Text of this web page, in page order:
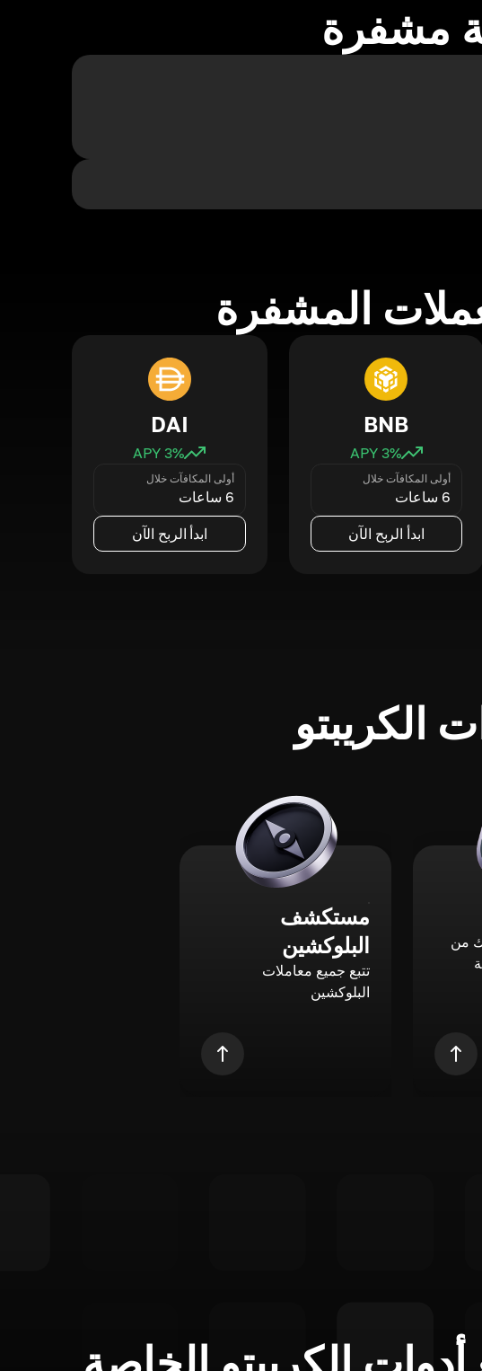
المشفرة
BNB
3% APY
أولى المكافآت خلال
6 ساعات
ابدأ الربح الآن
DAI
3% APY
أولى المكافآت خلال
6 ساعات
ابدأ الربح الآن
الكريبتو
من
مستكشف
البلوكشين
تتبع جميع معاملات
البلوكشين